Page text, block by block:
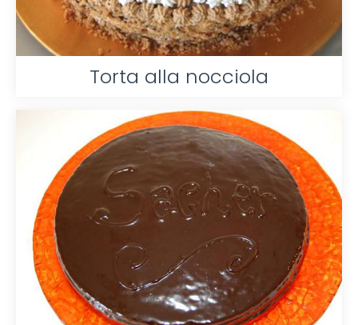
Torta alla nocciola